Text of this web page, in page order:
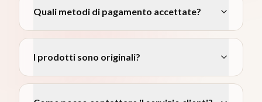
Quali metodi di pagamento accettate?
I prodotti sono originali?